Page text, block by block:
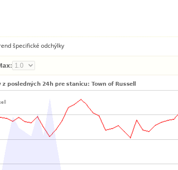
špecifické odchýlky